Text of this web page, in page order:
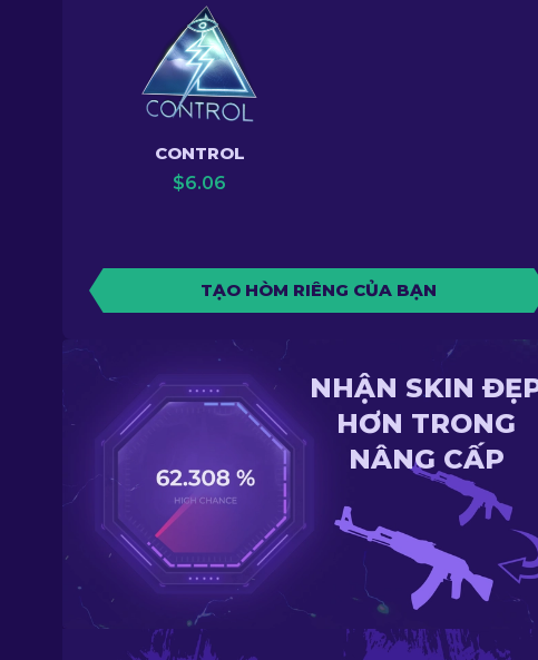
CONTROL
$6.06
TẠO HÒM RIÊNG CỦA BẠN
NHẬN SKIN
HƠN TRONG
NÂNG CẤP